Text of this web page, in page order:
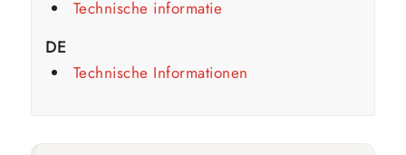
Technische informatie
DE
Technische Informationen